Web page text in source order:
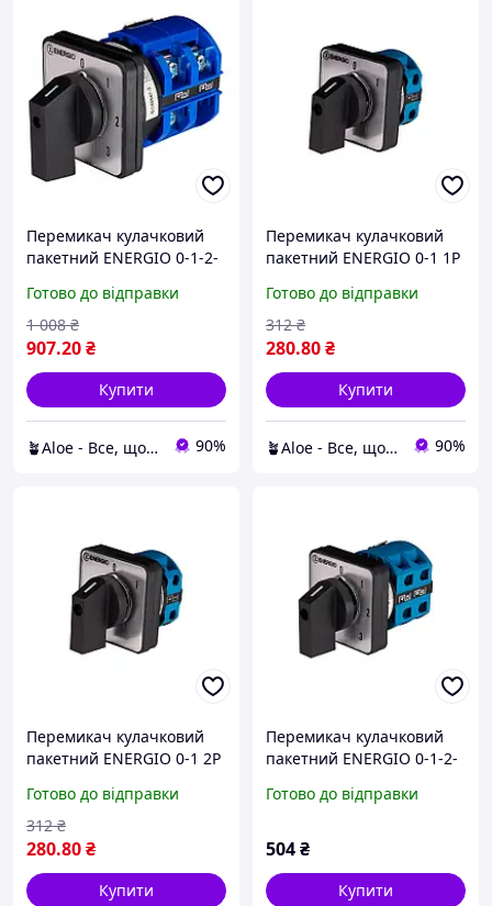
Перемикач кулачковий
пакетний ENERGIO 0-1-2-
Готово до відправки
907.20₴
1 008 ₴
Купити
🪴Aloe - Все, що потрібно — в одному магазині! 90%
Перемикач кулачковий
пакетний ENERGIO 0-1 1P
Готово до відправки
280.80₴
312 ₴
Купити
🪴Aloe - Все, що потрібно — в одному магазині! 90%
Перемикач кулачковий
пакетний ENERGIO 0-1 2P
Готово до відправки
280.80₴
312 ₴
Купити
Перемикач кулачковий
пакетний ENERGIO 0-1-2-
Готово до відправки
504₴
Купити